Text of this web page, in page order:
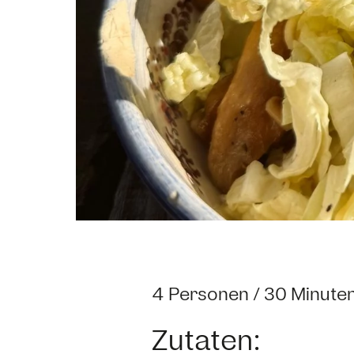
4 Personen / 30
Zutaten: